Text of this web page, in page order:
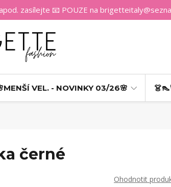
zasílejte 📧 POUZE na
VEL. - NOVINKY 03/26🌸
černé
Ohodnotit